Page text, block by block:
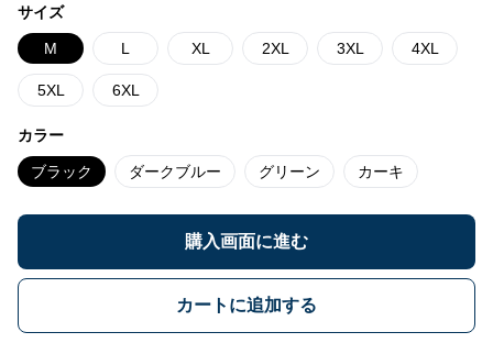
サイズ
M L XL 2XL 3XL 4XL
5XL 6XL
カラー
ブラック ダークブルー グリーン カーキ
購入画面に進む
カートに追加する